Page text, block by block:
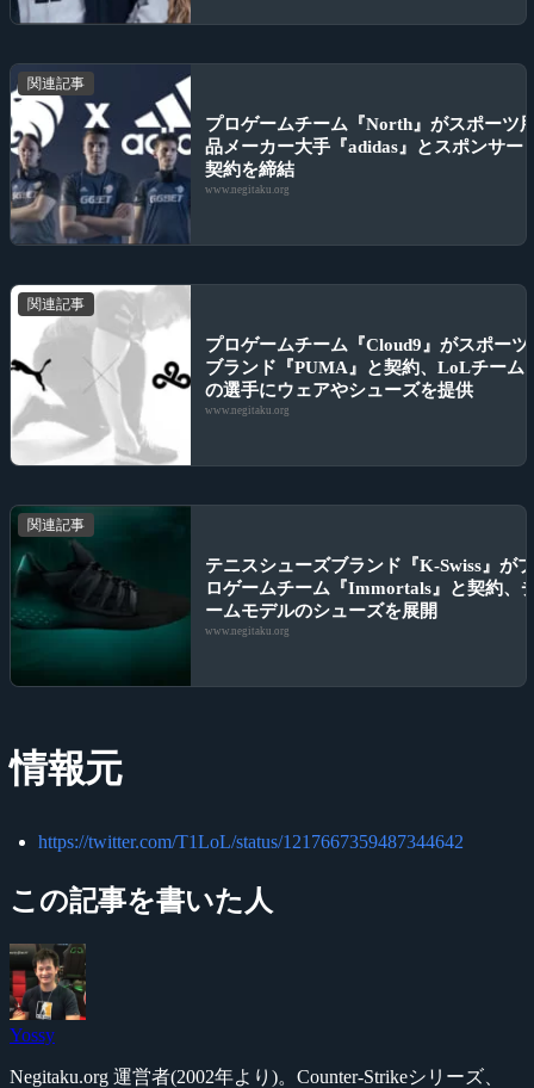
関連記事
プロゲームチーム『North』がスポーツ
品メーカー大手『adidas』とスポンサー
契約を締結
www.negitaku.org
関連記事
プロゲームチーム『Cloud9』がスポーツ
ブランド『PUMA』と契約、LoLチーム
の選手にウェアやシューズを提供
www.negitaku.org
関連記事
テニスシューズブランド『K-Swiss』が
ロゲームチーム『Immortals』と契約、
ームモデルのシューズを展開
www.negitaku.org
情報元
https://twitter.com/T1LoL/status/1217667359487344642
この記事を書いた人
Yossy
Negitaku.org 運営者(2002年より)。Counter-Strikeシリーズ、